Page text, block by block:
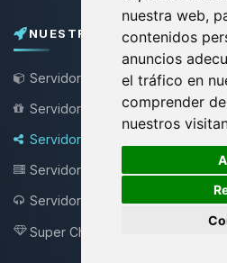
nuestra web,
contenidos
anuncios
el tráfico en
comprender
nuestros
NUESTROS PLANES
Servidor de Minecraft
Servidor Minecraft Gratis
Servidor Bungee / Velocity
Servidor VPS
Servidor Teamspeak
Super Choupy